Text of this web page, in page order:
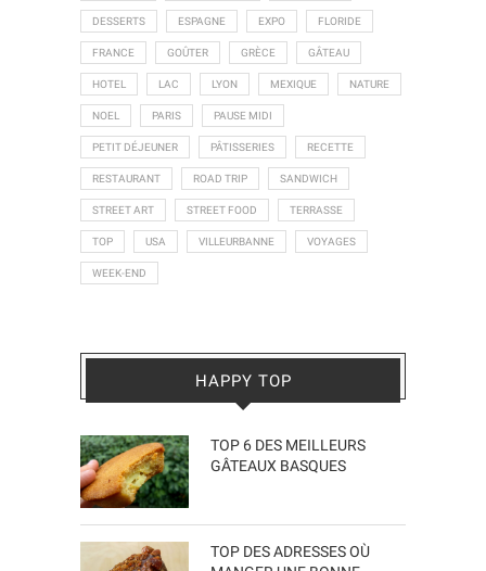
DESSERTS ESPAGNE EXPO FLORIDE
FRANCE GOÛTER GRÈCE GÂTEAU
HOTEL LAC LYON MEXIQUE NATURE
NOEL PARIS PAUSE MIDI
PETIT DÉJEUNER PÂTISSERIES RECETTE
RESTAURANT ROAD TRIP SANDWICH
STREET ART STREET FOOD TERRASSE
TOP USA VILLEURBANNE VOYAGES
WEEK-END
HAPPY TOP
TOP 6 DES MEILLEURS
GÂTEAUX BASQUES
TOP DES ADRESSES OÙ